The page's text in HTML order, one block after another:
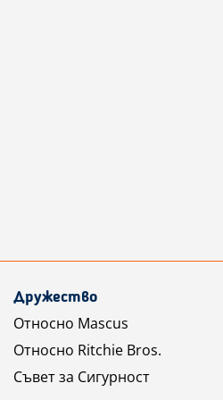
Дружество
Относно Mascus
Относно Ritchie Bros.
Съвет за Сигурност